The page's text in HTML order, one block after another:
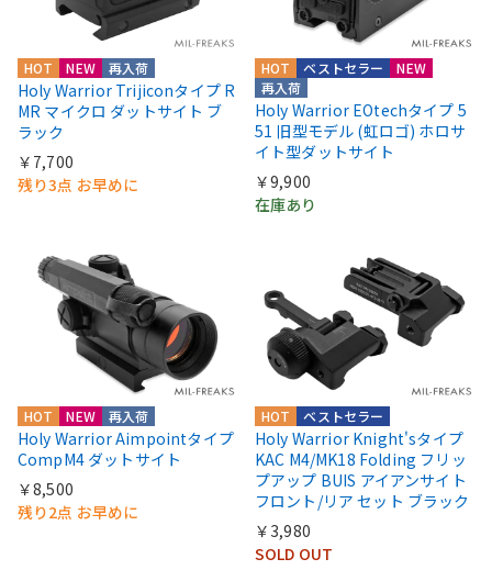
HOT NEW 再入荷
Holy Warrior Trijiconタイプ R
MR マイクロ ダットサイト ブ
ラック
￥7,700
残り3点 お早めに
HOT
NEW
再入荷
ベストセラー
Holy Warrior EOtechタイプ 5
51 旧型モデル (虹ロゴ) ホロサ
イト型ダットサイト
￥9,900
在庫あり
HOT NEW 再入荷
Holy Warrior Aimpointタイプ
CompM4 ダットサイト
￥8,500
残り2点 お早めに
HOT ベストセラー
Holy Warrior Knight'sタイプ
KAC M4/MK18 Folding フリッ
プアップ BUIS アイアンサイト
フロント/リア セット ブラック
￥3,980
SOLD OUT